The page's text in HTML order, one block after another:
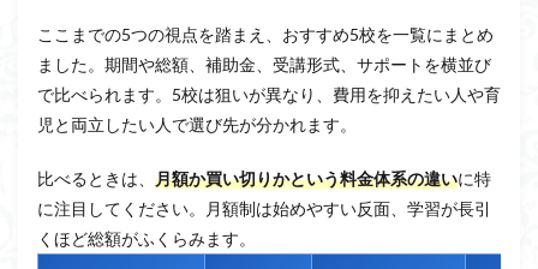
ここまでの5つの視点を踏まえ、おすすめ5校を一覧にまとめ
ました。期間や総額、補助金、受講形式、サポートを横並び
で比べられます。5校は狙いが異なり、費用を抑えたい人や育
児と両立したい人で選び先が分かれます。
比べるときは、 月額か買い切りかという料金体系の違いに特
に注目してください。月額制は始めやすい反面、学習が長引
くほど総額がふくらみます。